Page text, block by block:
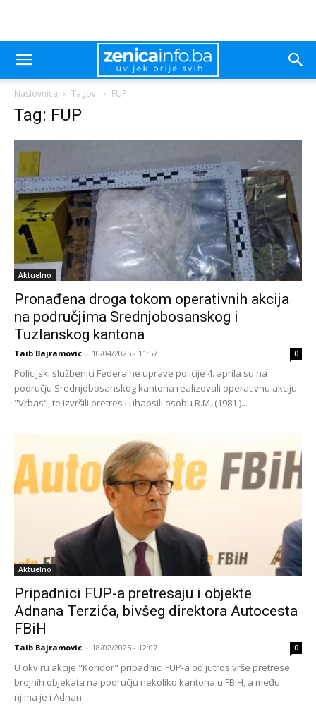
Naslovnica Tagovi FUP
Tag: FUP
Aktuelno
Pronađena droga tokom operativnih akcija
na područjima Srednjobosanskog i
Tuzlanskog kantona
Taib Bajramovic - 10/04/2025 - 11:57 0
Policijski službenici Federalne uprave policije 4. aprila su na
području Srednjobosanskog kantona realizovali operativnu akciju
"Vrbas", te izvršili pretres i uhapsili osobu R.M. (1981.)...
Aktuelno
Pripadnici FUP-a pretresaju i objekte
Adnana Terzića, bivšeg direktora Autocesta
FBiH
Taib Bajramovic - 18/02/2025 - 12:07 0
U okviru akcije "Koridor" pripadnici FUP-a od jutros vrše pretrese
brojnih objekata na području nekoliko kantona u FBiH, a među
njima je i Adnan...